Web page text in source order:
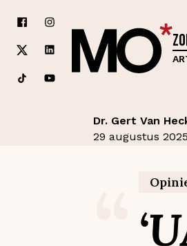
Dr. Gert Van
29 augustus 2025